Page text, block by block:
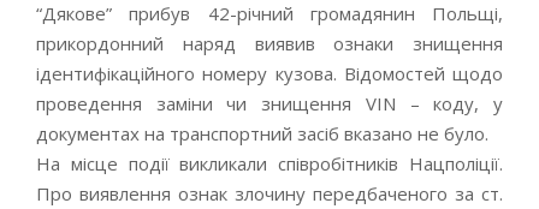
“Дякове” прибув 42-річний громадянин Польщі,
прикордонний наряд виявив ознаки знищення
ідентифікаційного номеру кузова. Відомостей щодо
проведення заміни чи знищення VIN – коду, у
документах на транспортний засіб вказано не було.
На місце події викликали співробітників Нацполіції.
Про виявлення ознак злочину передбаченого за ст.